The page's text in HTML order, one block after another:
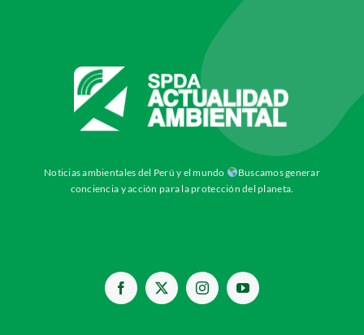
Noticias ambientales del Perú y el mundo
Buscamos generar
conciencia y acción para la protección del planeta.